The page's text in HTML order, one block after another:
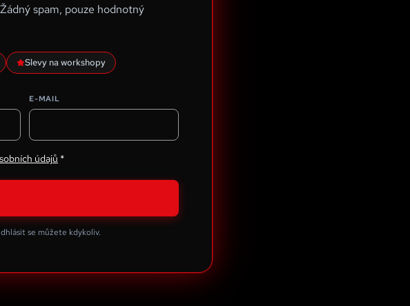
spam, pouze hodnotný
Slevy na workshopy
E-MAIL
údajů *
se můžete kdykoliv.